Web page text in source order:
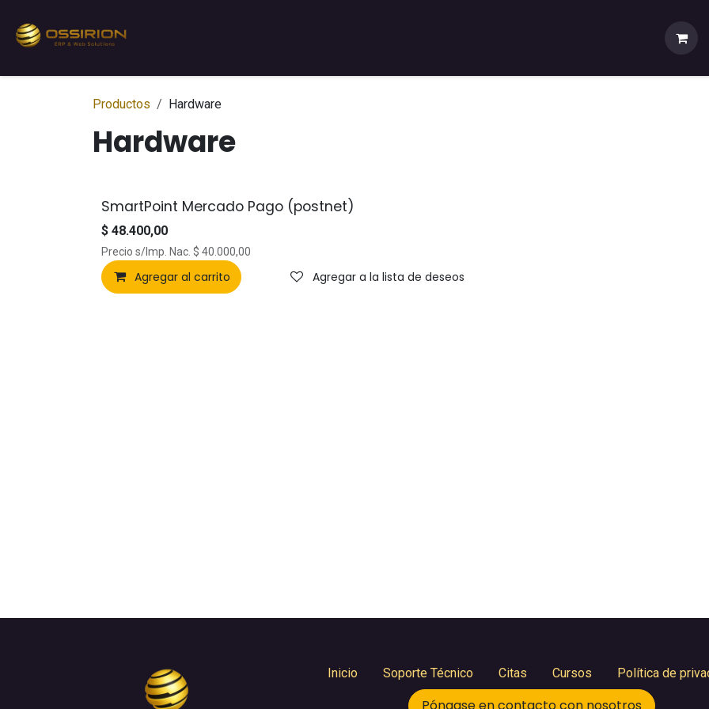
Productos Hardware
Hardware
¡Nuevo!
SmartPoint Mercado Pago (postnet)
$ 48.400,00
Precio s/Imp. Nac. $ 40.000,00
Agregar al carrito Agregar a la lista de deseos
Inicio Soporte Técnico Citas Cursos Política de